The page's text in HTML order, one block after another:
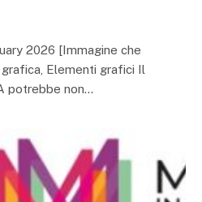
2026 [Immagine che
Elementi grafici Il
potrebbe non…